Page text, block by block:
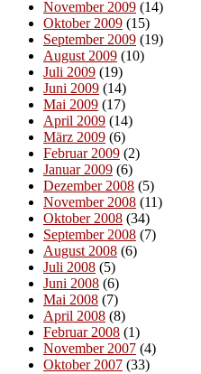
November 2009 (14)
Oktober 2009 (15)
September 2009 (19)
August 2009 (10)
Juli 2009 (19)
Juni 2009 (14)
Mai 2009 (17)
April 2009 (14)
März 2009 (6)
Februar 2009 (2)
Januar 2009 (6)
Dezember 2008 (5)
November 2008 (11)
Oktober 2008 (34)
September 2008 (7)
August 2008 (6)
Juli 2008 (5)
Juni 2008 (6)
Mai 2008 (7)
April 2008 (8)
Februar 2008 (1)
November 2007 (4)
Oktober 2007 (33)